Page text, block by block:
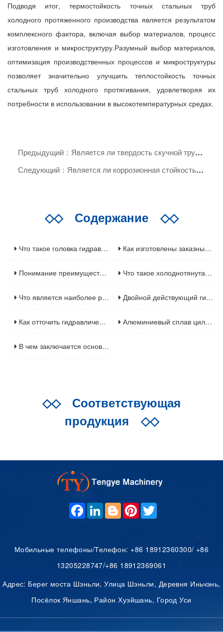
Подводя итог, термостойкость точных стальных труб
холодного протяженного производства является результатом
комплексного фактора, включая выбор материалов, процесс
изготовления и микроструктуру.Разумный выбор материалов,
оптимизация производственных процессов и микроструктуры
позволяет значительно улучшить теплостойкость точных
стальных труб холодного протягивания, удовлетворяя их
потребности в использовании в высокотемпературных средах.
Предыдущий：Является ли твердость скучной трубки высокой
Следующий：Является ли коррозионная стойкость точных стальных труб холодного протяженного цвета сильной?
◇◇Содержание ◇◇
Что такое головка гидравлического цилиндра Как изготовлены заказные металлические цилиндры
Понимание преимуществ хонингованных труб Что такое холоднотянутая бесшовная трубка
Что является наиболее распространенным сбоем на гидравлическом цилиндре Двойной действующий гидравлический цилиндр с передним фланцем
Как отточить гидравлический цилиндр Алюминиевый сплав цилиндровой трубки для пневматического цилиндра
В чем заключается основная функция цилиндрового барреля
◇◇Соответствующая
продукция ◇◇
F
A
C
O
O
K
L
I
N
D
I
N
B
L
O
E
R
P
I
N
R
E
S
T
T
W
I
E
R
Мобильные телефоны/Телефон: +86 18912360300/ +86
13205228747/+86 18912369061
Адрес: Берег моста Шэньли, Улица Шэньли, Деревня Иньчэнь,
Посёлок Яншань, Район Хуэйшань, Город Уси